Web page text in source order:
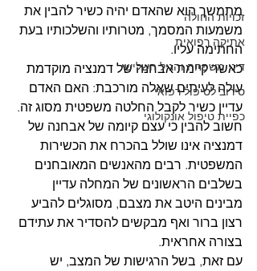
זכויות החולה
אתיקה רפואית
דיני משפחה והגיל השלישי
סירוב לטיפול רפואי
כפיית טיפול אונקולוגי
מתמשך הוא שהאדם יהיה כשיר להבין את
משמעות המסמך, מטרותיו והשלכותיו בעת
החתימה עליו.
כאשר קיימת אבחנה של דמנציה מוקדמת
עולה לעיתים שאלה מורכבת: האם האדם
עדיין כשיר לקבל החלטה משפטית מסוג זה.
חשוב להבין כי עצם קיומה של אבחנה של
דמנציה אינו שולל בהכרח את הכשירות
המשפטית. רבים מהאנשים המאובחנים
בשלבים הראשונים של המחלה עדיין
מבינים היטב את מצבם, מסוגלים להביע
רצון ברור ואף מבקשים להסדיר את עתידם
בצורה אחראית.
עם זאת, בשל הרגישות של המצב, יש